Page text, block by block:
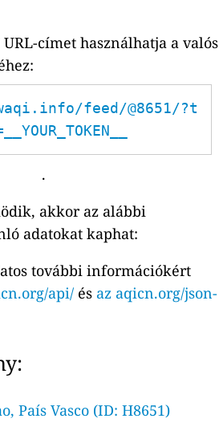
címet használhatja a valós
feed/@8651/?t
.
akkor az alábbi
adatokat kaphat:
további információkért
api/ és az aqicn.org/json-
País Vasco (ID: H8651)